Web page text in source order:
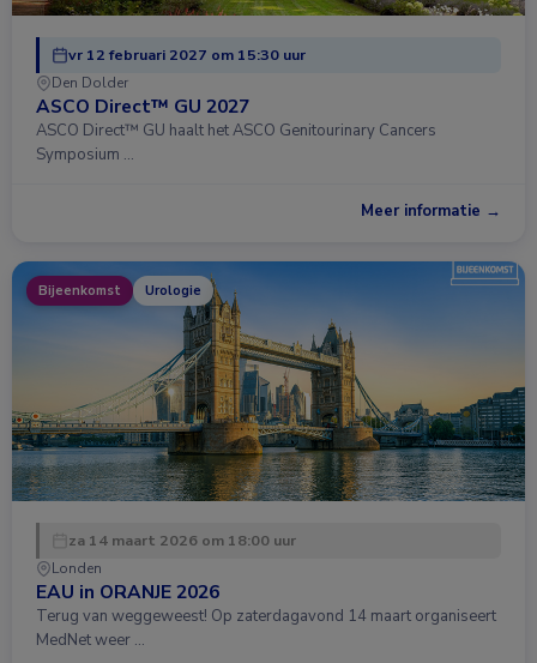
vr 12 februari 2027 om 15:30 uur
Den Dolder
ASCO Direct™ GU 2027
ASCO Direct™ GU haalt het ASCO Genitourinary Cancers
Symposium …
Meer informatie →
Bijeenkomst Urologie
za 14 maart 2026 om 18:00 uur
Londen
EAU in ORANJE 2026
Terug van weggeweest! Op zaterdagavond 14 maart organiseert
MedNet weer …